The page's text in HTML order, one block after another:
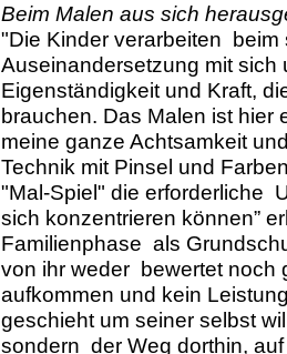
Beim Malen aus sich
"Die Kinder verarbeiten beim
Auseinandersetzung mit sich
Eigenständigkeit und Kraft,
brauchen. Das Malen ist hier
meine ganze Achtsamkeit
Technik mit Pinsel und
"Mal-Spiel" die erforderliche
sich konzentrieren können”
Familienphase als
von ihr weder bewertet noch
aufkommen und kein
geschieht um seiner selbst
sondern der Weg dorthin,